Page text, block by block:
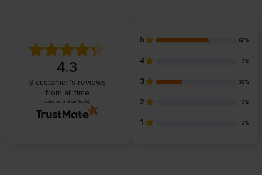
4.3
3 customer's reviews
from all time
collected and verified by
5 67%
4 0%
3 33%
2 0%
1 0%